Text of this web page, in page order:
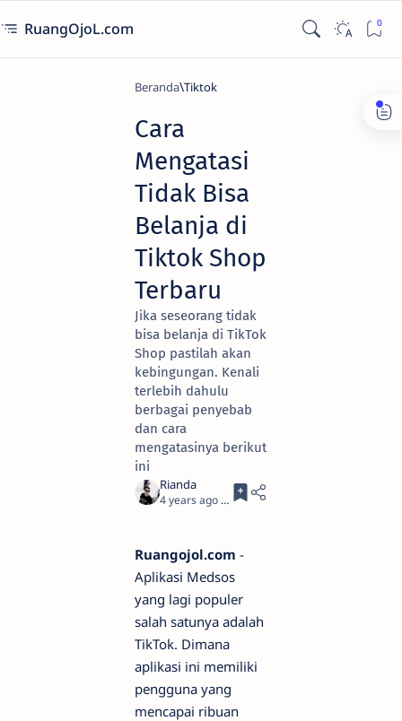
RuangOjoL.com
Beranda Tiktok
Cara
Mengatasi
Tidak Bisa
Belanja di
Tiktok Shop
Terbaru
Jika seseorang tidak
bisa belanja di TikTok
Shop pastilah akan
kebingungan. Kenali
terlebih dahulu
berbagai penyebab
dan cara
mengatasinya berikut
ini
4 years ago 5
Ruangojol.com -
Aplikasi Medsos
yang lagi populer
salah satunya adalah
TikTok. Dimana
aplikasi ini memiliki
pengguna yang
mencapai ribuan